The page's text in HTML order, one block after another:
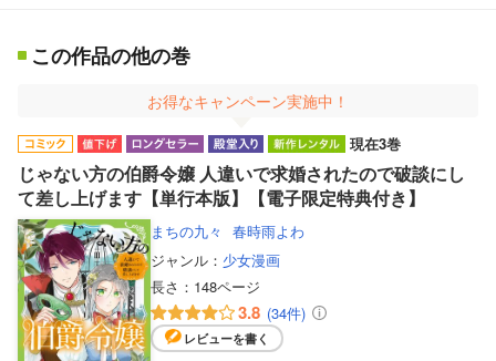
この作品の他の巻
お得なキャンペーン実施中！
現在3巻
じゃない方の伯爵令嬢 人違いで求婚されたので破談にし
て差し上げます【単行本版】【電子限定特典付き】
まちの九々
春時雨よわ
ジャンル： 少女漫画
長さ： 148ページ
3.8 (34件)
レビューを書く